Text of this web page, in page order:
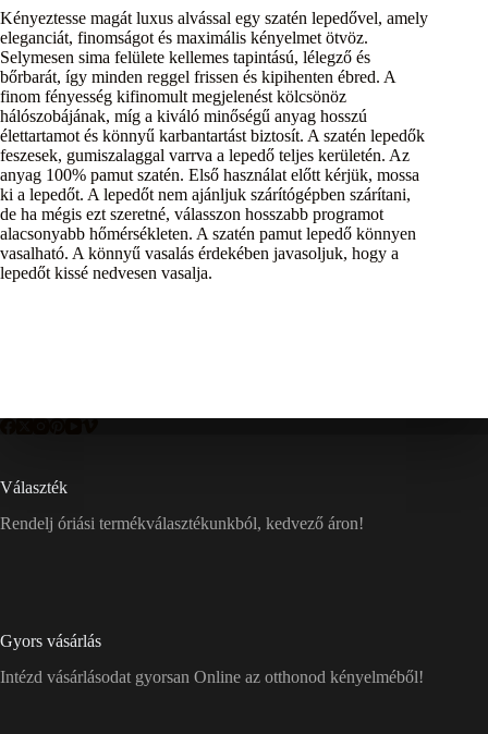
Kényeztesse magát luxus alvással egy szatén lepedővel, amely
eleganciát, finomságot és maximális kényelmet ötvöz.
Selymesen sima felülete kellemes tapintású, lélegző és
bőrbarát, így minden reggel frissen és kipihenten ébred. A
finom fényesség kifinomult megjelenést kölcsönöz
hálószobájának, míg a kiváló minőségű anyag hosszú
élettartamot és könnyű karbantartást biztosít. A szatén lepedők
feszesek, gumiszalaggal varrva a lepedő teljes kerületén. Az
anyag 100% pamut szatén. Első használat előtt kérjük, mossa
ki a lepedőt. A lepedőt nem ajánljuk szárítógépben szárítani,
de ha mégis ezt szeretné, válasszon hosszabb programot
alacsonyabb hőmérsékleten. A szatén pamut lepedő könnyen
vasalható. A könnyű vasalás érdekében javasoljuk, hogy a
lepedőt kissé nedvesen vasalja.
Választék
Rendelj óriási termékválasztékunkból, kedvező áron!
Gyors vásárlás
Intézd vásárlásodat gyorsan Online az otthonod kényelméből!